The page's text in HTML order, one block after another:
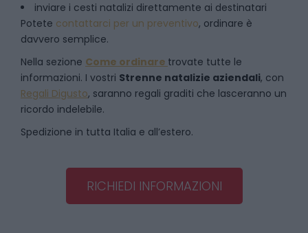
inviare i cesti natalizi direttamente ai destinatari
Potete contattarci per un preventivo, ordinare è
davvero semplice.
Nella sezione Come ordinare trovate tutte le
informazioni. I vostri Strenne natalizie aziendali, con
Regali Digusto, saranno regali graditi che lasceranno un
ricordo indelebile.
Spedizione in tutta Italia e all’estero.
RICHIEDI INFORMAZIONI